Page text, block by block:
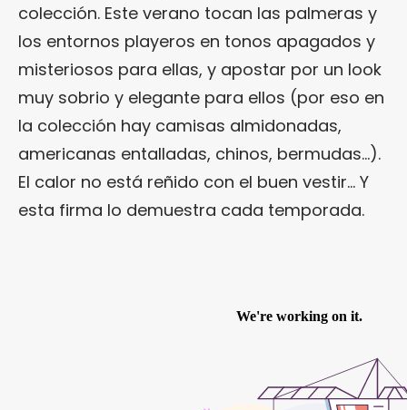
colección. Este verano tocan las palmeras y
los entornos playeros en tonos apagados y
misteriosos para ellas, y apostar por un look
muy sobrio y elegante para ellos (por eso en
la colección hay camisas almidonadas,
americanas entalladas, chinos, bermudas…).
El calor no está reñido con el buen vestir… Y
esta firma lo demuestra cada temporada.